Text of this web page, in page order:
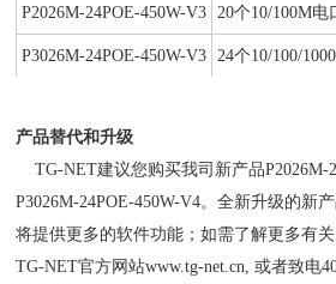
P2026M-24POE-450W-V3 20个10/100M
P3026M-24POE-450W-V3 24个10/100/
产品替代和升级
TG-NET建议您购买我司新产品P2026M-
P3026M-24POE-450W-V4。全新升级的新
将提供更多的软件功能；如需了解更多有
TG-NET官方网站www.tg-net.cn, 或者致电